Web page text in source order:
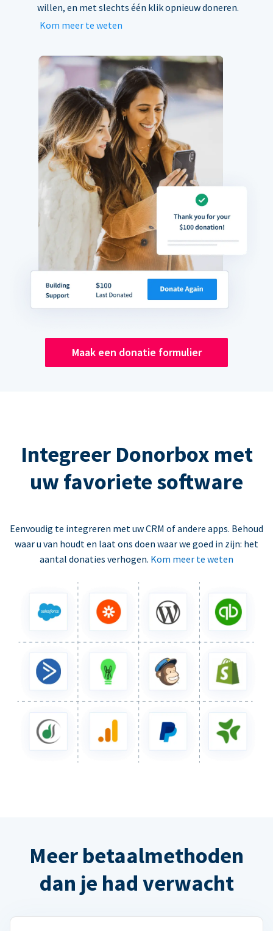
willen, en met slechts één klik opnieuw doneren.
Kom meer te weten
Maak een donatie formulier
Integreer Donorbox met
uw favoriete software
Eenvoudig te integreren met uw CRM of andere apps. Behoud
waar u van houdt en laat ons doen waar we goed in zijn: het
aantal donaties verhogen. Kom meer te weten
Meer betaalmethoden
dan je had verwacht